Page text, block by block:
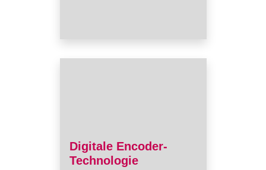
Digitale Encoder-
Technologie